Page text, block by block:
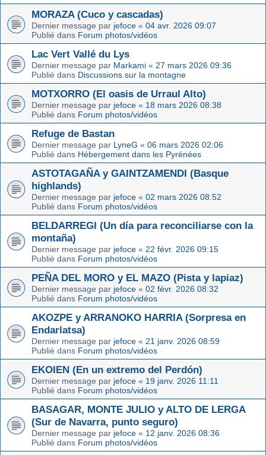
MORAZA (Cuco y cascadas)
Dernier message par jefoce « 04 avr. 2026 09:07
Publié dans Forum photos/vidéos
Lac Vert Vallé du Lys
Dernier message par Markami « 27 mars 2026 09:36
Publié dans Discussions sur la montagne
MOTXORRO (El oasis de Urraul Alto)
Dernier message par jefoce « 18 mars 2026 08:38
Publié dans Forum photos/vidéos
Refuge de Bastan
Dernier message par LyneG « 06 mars 2026 02:06
Publié dans Hébergement dans les Pyrénées
ASTOTAGAÑA y GAINTZAMENDI (Basque
highlands)
Dernier message par jefoce « 02 mars 2026 08:52
Publié dans Forum photos/vidéos
BELDARREGI (Un día para reconciliarse con la
montaña)
Dernier message par jefoce « 22 févr. 2026 09:15
Publié dans Forum photos/vidéos
PEÑA DEL MORO y EL MAZO (Pista y lapiaz)
Dernier message par jefoce « 02 févr. 2026 08:32
Publié dans Forum photos/vidéos
AKOZPE y ARRANOKO HARRIA (Sorpresa en
Endarlatsa)
Dernier message par jefoce « 21 janv. 2026 08:59
Publié dans Forum photos/vidéos
EKOIEN (En un extremo del Perdón)
Dernier message par jefoce « 19 janv. 2026 11:11
Publié dans Forum photos/vidéos
BASAGAR, MONTE JULIO y ALTO DE LERGA
(Sur de Navarra, punto seguro)
Dernier message par jefoce « 12 janv. 2026 08:36
Publié dans Forum photos/vidéos